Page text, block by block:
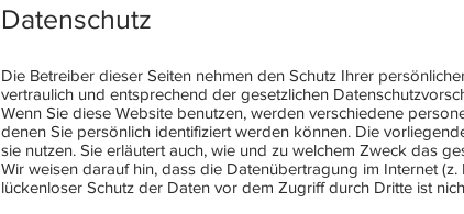
Datenschutz
Die Betreiber dieser Seiten nehmen den Schutz Ihrer
vertraulich und entsprechend der gesetzlichen
Wenn Sie diese Website benutzen, werden verschiedene
denen Sie persönlich identifiziert werden können. Die
sie nutzen. Sie erläutert auch, wie und zu welchem Zweck das
Wir weisen darauf hin, dass die Datenübertragung im Internet
lückenloser Schutz der Daten vor dem Zugriff durch Dritte ist